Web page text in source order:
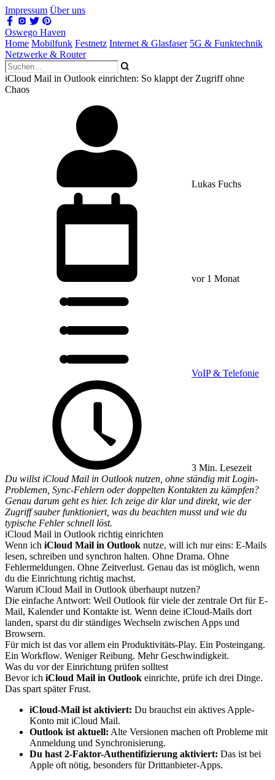
Impressum Über uns
Oswego Haven
Home Mobilfunk Festnetz Internet & Glasfaser 5G & Funktechnik
Netzwerke & Router
iCloud Mail in Outlook einrichten: So klappt der Zugriff ohne
Chaos
Lukas Fuchs
vor 1 Monat
VoIP & Telefonie
3 Min. Lesezeit
Du willst iCloud Mail in Outlook nutzen, ohne ständig mit Login-
Problemen, Sync-Fehlern oder doppelten Kontakten zu kämpfen?
Genau darum geht es hier. Ich zeige dir klar und direkt, wie der
Zugriff sauber funktioniert, was du beachten musst und wie du
typische Fehler schnell löst.
iCloud Mail in Outlook richtig einrichten
Wenn ich iCloud Mail in Outlook nutze, will ich nur eins: E-Mails
lesen, schreiben und synchron halten. Ohne Drama. Ohne
Fehlermeldungen. Ohne Zeitverlust. Genau das ist möglich, wenn
du die Einrichtung richtig machst.
Warum iCloud Mail in Outlook überhaupt nutzen?
Die einfache Antwort: Weil Outlook für viele der zentrale Ort für E-
Mail, Kalender und Kontakte ist. Wenn deine iCloud-Mails dort
landen, sparst du dir ständiges Wechseln zwischen Apps und
Browsern.
Für mich ist das vor allem ein Produktivitäts-Play. Ein Posteingang.
Ein Workflow. Weniger Reibung. Mehr Geschwindigkeit.
Was du vor der Einrichtung prüfen solltest
Bevor ich iCloud Mail in Outlook einrichte, prüfe ich drei Dinge.
Das spart später Frust.
iCloud-Mail ist aktiviert: Du brauchst ein aktives Apple-
Konto mit iCloud Mail.
Outlook ist aktuell: Alte Versionen machen oft Probleme mit
Anmeldung und Synchronisierung.
Du hast 2-Faktor-Authentifizierung aktiviert: Das ist bei
Apple oft nötig, besonders für Drittanbieter-Apps.